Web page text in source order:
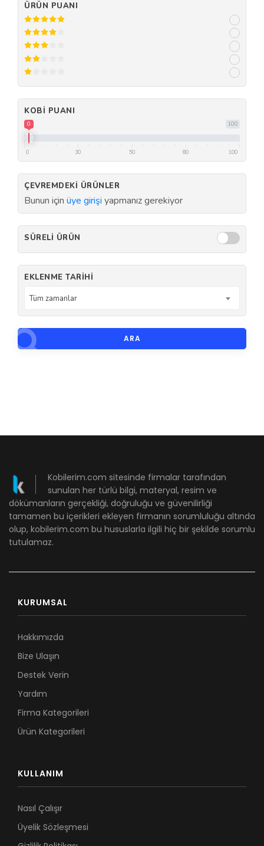
ÜRÜN PUANI
KOBI PUANI
100
0
0 30 50 80 100
ÇEVREMDEKI ÜRÜNLER
Bunun için üye girişi yapmanız gerekiyor
SÜRELI ÜRÜN
EKLENME TARIHI
Tüm zamanlar
ARA
Kobilerim.com sitesinde firmalar tarafından
sunulan her türlü bilgi, materyal, resim ve
dökümanların gerçekliği, doğruluğu ve güvenilirliği
tamamen bu içerikleri ekleyen firmanın sorumluluğu altında
olup, kobilerim.com bu hususlarla ilgili hiç bir şekilde sorumlu
tutulamaz.
KURUMSAL
Hakkımızda
Bize Ulaşın
Destek Verin
Yardım
Firma Kategorileri
Ürün Kategorileri
KULLANIM
Nasıl Çalışır
Üyelik Sözleşmesi